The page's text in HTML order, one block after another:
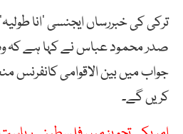
ترکی کی خبررساں ایجنسی ’انا
صدر محمود عباس نے کہا ہے کہ
جواب میں بین الاقوامی کانفرنس
کریں گے۔